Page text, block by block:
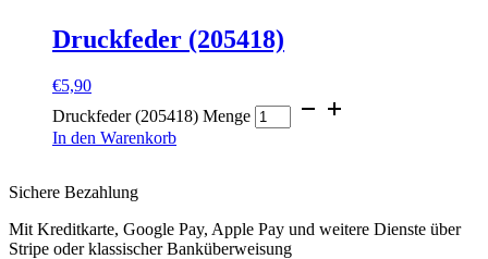
Druckfeder (205418)
€5,90
Druckfeder (205418) Menge
In den Warenkorb
Sichere Bezahlung
Mit Kreditkarte, Google Pay, Apple Pay und weitere Dienste über
Stripe oder klassischer Banküberweisung